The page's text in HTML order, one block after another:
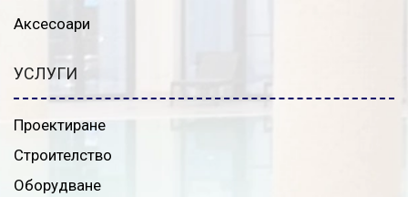
Аксесоари
УСЛУГИ
Проектиране
Строителство
Оборудване